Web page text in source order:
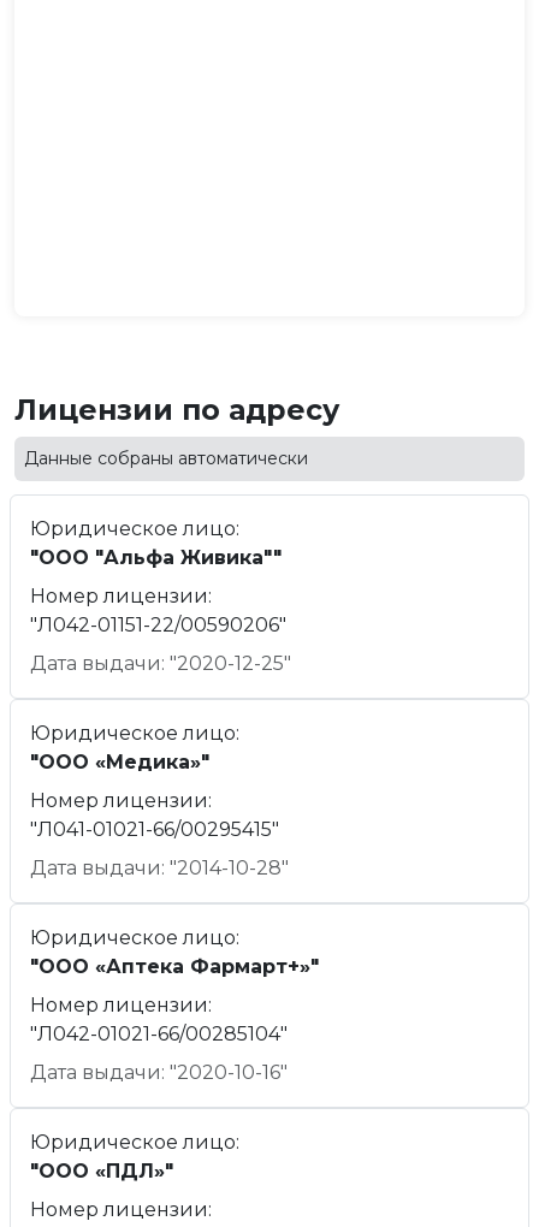
Лицензии по адресу
Данные собраны автоматически
Юридическое лицо:
"ООО "Альфа Живика""
Номер лицензии:
"Л042-01151-22/00590206"
Дата выдачи: "2020-12-25"
Юридическое лицо:
"ООО «Медика»"
Номер лицензии:
"Л041-01021-66/00295415"
Дата выдачи: "2014-10-28"
Юридическое лицо:
"ООО «Аптека Фармарт+»"
Номер лицензии:
"Л042-01021-66/00285104"
Дата выдачи: "2020-10-16"
Юридическое лицо:
"ООО «ПДЛ»"
Номер лицензии: